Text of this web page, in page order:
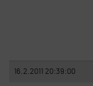
16.2.2011 20:39:00